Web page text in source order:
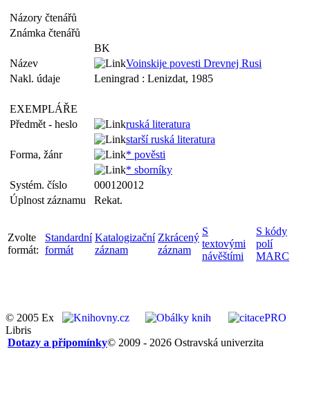
Názory čtenářů
Známka čtenářů
BK
Název
Voinskije povesti Drevnej Rusi
Nakl. údaje
Leningrad : Lenizdat, 1985
EXEMPLÁŘE
Předmět - heslo
ruská literatura
starší ruská literatura
Forma, žánr
* pověsti
* sborníky
Systém. číslo
000120012
Úplnost záznamu
Rekat.
Zvolte
formát:
Standardní
formát
Katalogizační
záznam
Zkrácený
záznam
S
textovými
návěštími
S kódy
polí
MARC
© 2005 Ex
Libris
© 2009 - 2026 Ostravská univerzita
Dotazy a připomínky